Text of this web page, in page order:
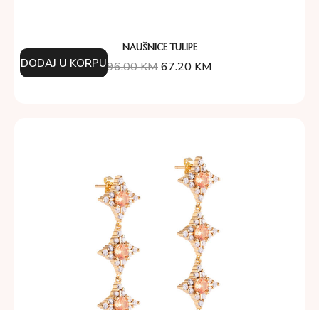
NAUŠNICE TULIPE
96.00KM67.20 KM
DODAJ U KORPU